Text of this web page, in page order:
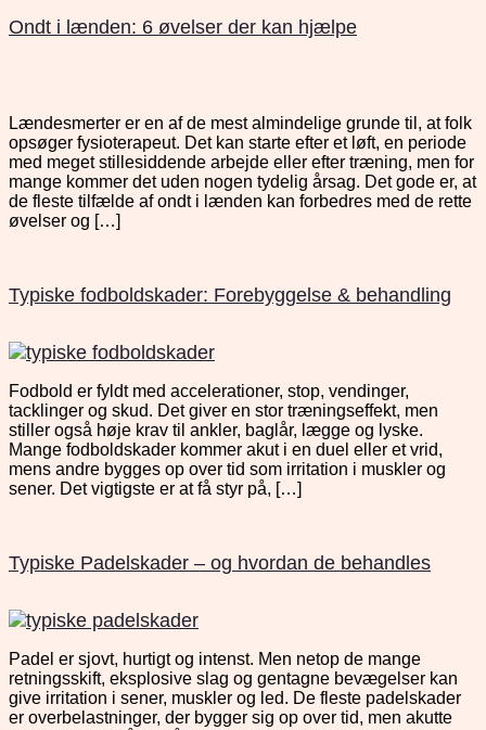
Ondt i lænden: 6 øvelser der kan hjælpe
Lændesmerter er en af de mest almindelige grunde til, at folk
opsøger fysioterapeut. Det kan starte efter et løft, en periode
med meget stillesiddende arbejde eller efter træning, men for
mange kommer det uden nogen tydelig årsag. Det gode er, at
de fleste tilfælde af ondt i lænden kan forbedres med de rette
øvelser og […]
Typiske fodboldskader: Forebyggelse & behandling
Fodbold er fyldt med accelerationer, stop, vendinger,
tacklinger og skud. Det giver en stor træningseffekt, men
stiller også høje krav til ankler, baglår, lægge og lyske.
Mange fodboldskader kommer akut i en duel eller et vrid,
mens andre bygges op over tid som irritation i muskler og
sener. Det vigtigste er at få styr på, […]
Typiske Padelskader – og hvordan de behandles
Padel er sjovt, hurtigt og intenst. Men netop de mange
retningsskift, eksplosive slag og gentagne bevægelser kan
give irritation i sener, muskler og led. De fleste padelskader
er overbelastninger, der bygger sig op over tid, men akutte